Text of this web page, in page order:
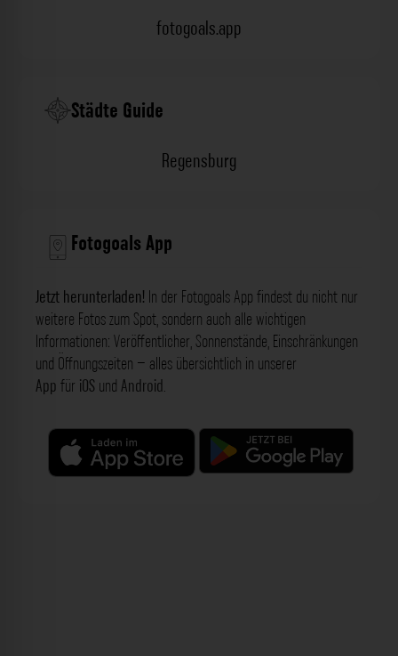
fotogoals.app
Städte Guide
Regensburg
Fotogoals App
Jetzt herunterladen! In der Fotogoals App findest du nicht nur
weitere Fotos zum Spot, sondern auch alle wichtigen
Informationen: Veröffentlicher, Sonnenstände, Einschränkungen
und Öffnungszeiten – alles übersichtlich in unserer
App für iOS und Android.